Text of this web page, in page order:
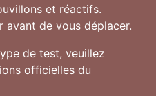
et réactifs.
avant de vous déplacer.
de test, veuillez
officielles du